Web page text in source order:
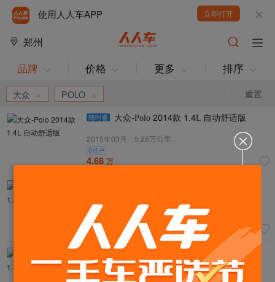
使用人人车APP 立即打开
郑州
品牌 价格 更多 排序
重置
大众 POLO
大众-Polo 2014款 1.4L 自动舒适版
2015年03月
5.26万公里
0过户
4.68 万
2013年06月
5.11万公里
超值
3.88
大众-Polo 2011款 1.4L 手动致乐版
2012年07月 | 8.14万公里